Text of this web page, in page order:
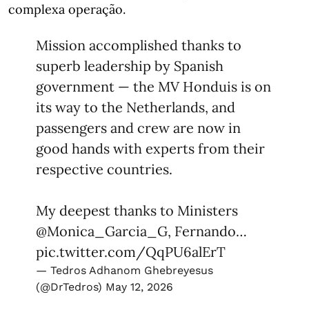
complexa operação.
Mission accomplished thanks to
superb leadership by Spanish
government — the MV Honduis is on
its way to the Netherlands, and
passengers and crew are now in
good hands with experts from their
respective countries.
My deepest thanks to Ministers
@Monica_Garcia_G, Fernando…
pic.twitter.com/QqPU6alErT
— Tedros Adhanom Ghebreyesus
(@DrTedros) May 12, 2026